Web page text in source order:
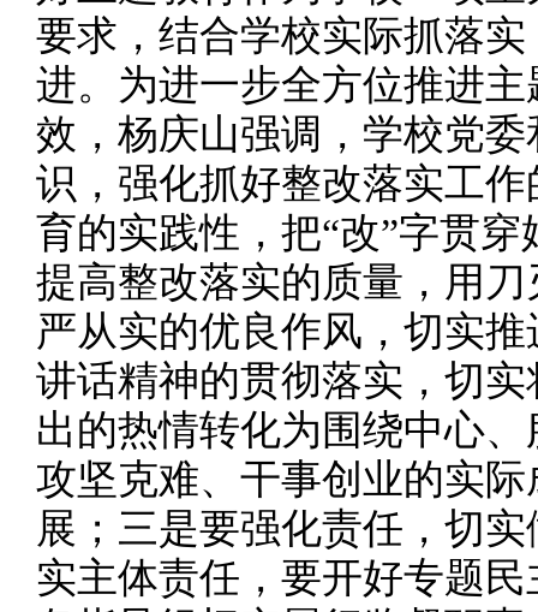
要求，结合学校实际抓落
进。为进一步全方位推进
效，杨庆山强调，学校党
识，强化抓好整改落实工
育的实践性，把“改”字贯
提高整改落实的质量，用
严从实的优良作风，切实
讲话精神的贯彻落实，切
出的热情转化为围绕中心
攻坚克难、干事创业的实
展；三是要强化责任，切
实主体责任，要开好专题